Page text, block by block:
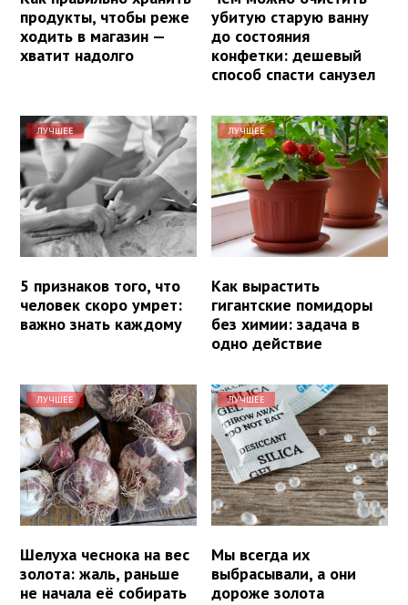
продукты, чтобы реже
ходить в магазин —
хватит надолго
убитую старую ванну
до состояния
конфетки: дешевый
способ спасти санузел
ЛУЧШЕЕ
5 признаков того, что
человек скоро умрет:
важно знать каждому
ЛУЧШЕЕ
Как вырастить
гигантские помидоры
без химии: задача в
одно действие
ЛУЧШЕЕ
Шелуха чеснока на вес
золота: жаль, раньше
не начала её собирать
ЛУЧШЕЕ
Мы всегда их
выбрасывали, а они
дороже золота